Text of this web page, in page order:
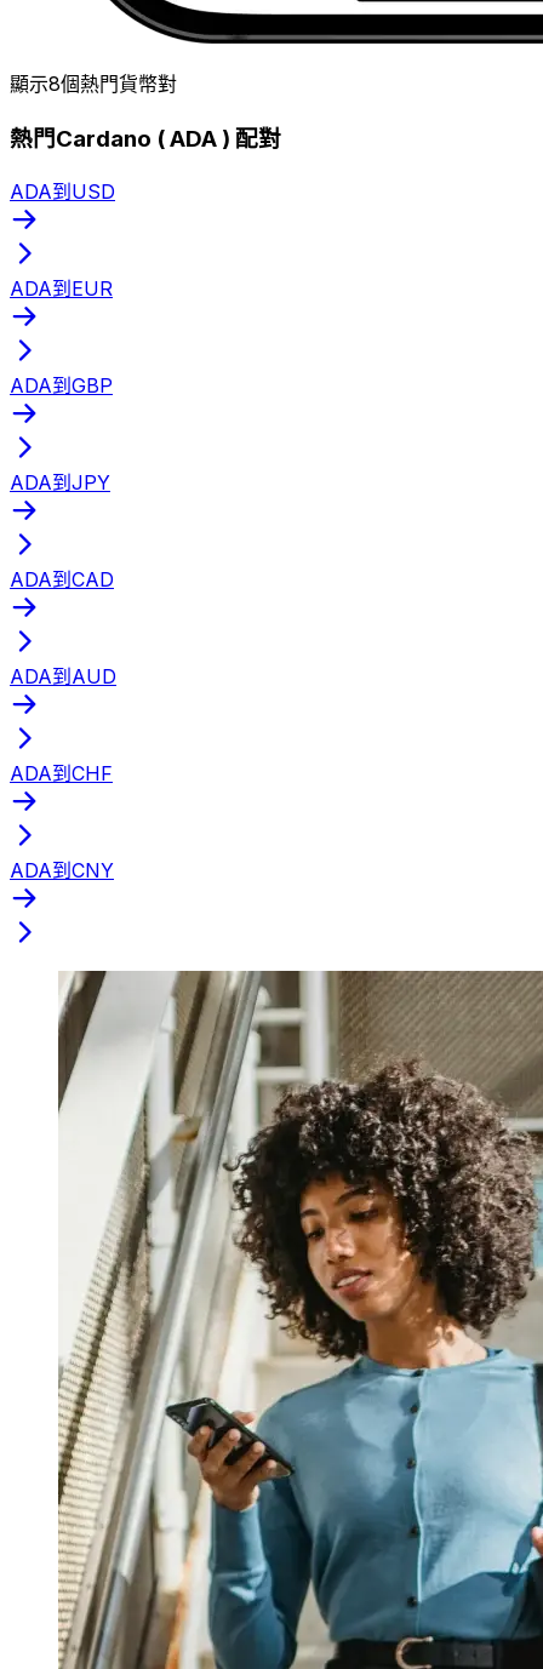
顯示8個熱門貨幣對
熱門Cardano ( ADA ) 配對
ADA到USD
ADA到EUR
ADA到GBP
ADA到JPY
ADA到CAD
ADA到AUD
ADA到CHF
ADA到CNY